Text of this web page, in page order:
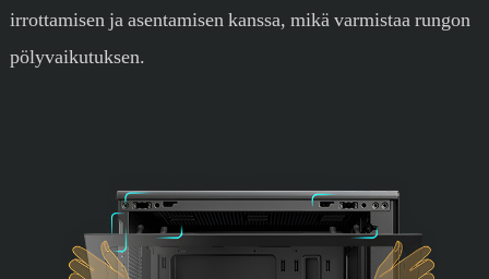
irrottamisen ja asentamisen kanssa, mikä varmistaa rungon
pölyvaikutuksen.